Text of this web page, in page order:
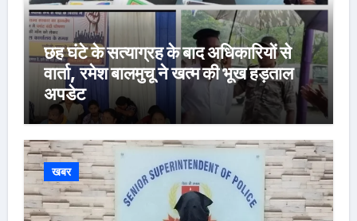
छह घंटे के सत्याग्रह के बाद अधिकारियों से
वार्ता, रमेश बालमुचू ने खत्म की भूख हड़ताल
अपडेट
खबर